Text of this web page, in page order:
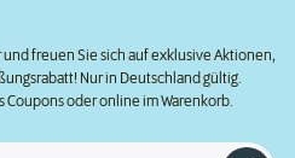
freuen Sie sich auf exklusive Aktionen,
Nur in Deutschland gültig.
Coupons oder online im Warenkorb.